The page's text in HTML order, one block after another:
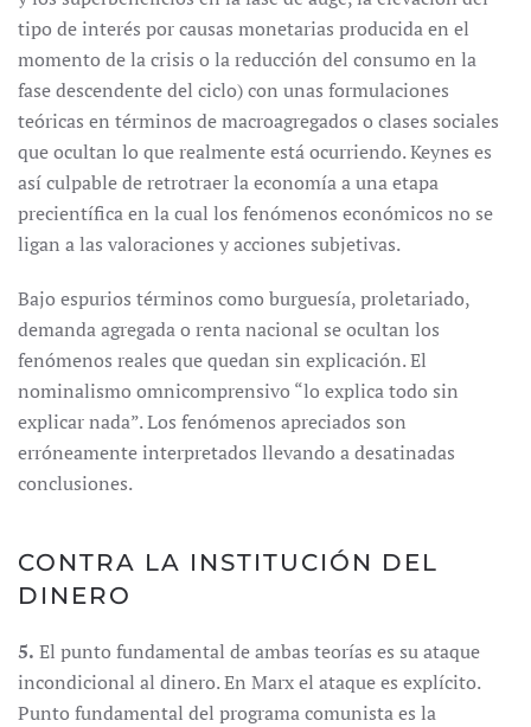
tipo de interés por causas monetarias producida en el
momento de la crisis o la reducción del consumo en la
fase descendente del ciclo) con unas formulaciones
teóricas en términos de macroagregados o clases sociales
que ocultan lo que realmente está ocurriendo. Keynes es
así culpable de retrotraer la economía a una etapa
precientífica en la cual los fenómenos económicos no se
ligan a las valoraciones y acciones subjetivas.
Bajo espurios términos como burguesía, proletariado,
demanda agregada o renta nacional se ocultan los
fenómenos reales que quedan sin explicación. El
nominalismo omnicomprensivo “lo explica todo sin
explicar nada”. Los fenómenos apreciados son
erróneamente interpretados llevando a desatinadas
conclusiones.
CONTRA LA INSTITUCIÓN DEL
DINERO
5. El punto fundamental de ambas teorías es su ataque
incondicional al dinero. En Marx el ataque es explícito.
Punto fundamental del programa comunista es la